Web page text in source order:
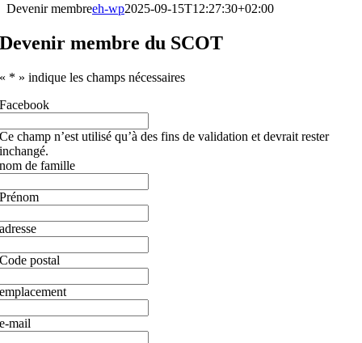
Devenir membreeh-wp2025-09-15T12:27:30+02:00
Devenir membre du SCOT
« * » indique les champs nécessaires
Facebook
Ce champ n’est utilisé qu’à des fins de validation et devrait rester
inchangé.
nom de famille
Prénom
adresse
Code postal
emplacement
e-mail